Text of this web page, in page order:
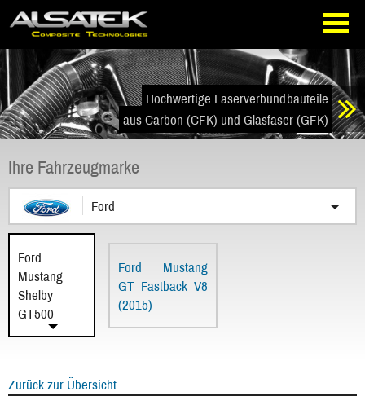
Direkt
Navigation
springen
Direkt
zum
Inhalt
springen
Hochwertige Faserverbundbauteile
aus Carbon (CFK) und Glasfaser (GFK)
Ihre Fahrzeugmarke
Ford
Ford
Mustang
Shelby
GT500
Ford Mustang
GT Fastback V8
(2015)
Zurück zur Übersicht